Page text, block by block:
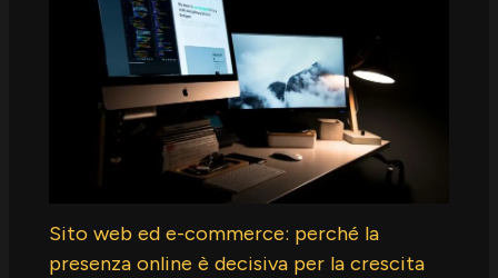
Sito web ed e-commerce: perché la
presenza online è decisiva per la crescita